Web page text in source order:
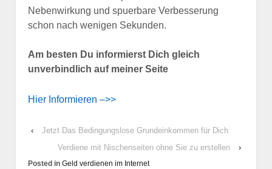
Nebenwirkung und spuerbare Verbesserung
schon nach wenigen Sekunden.
Am besten Du informierst Dich gleich
unverbindlich auf meiner Seite
Hier Informieren –>>
‹
Jetzt Das Bedingungslose Grundeinkommen für Dich
Verdiene mit Nischenseiten ohne Sie zu erstellen
›
Posted in Geld verdienen im Internet